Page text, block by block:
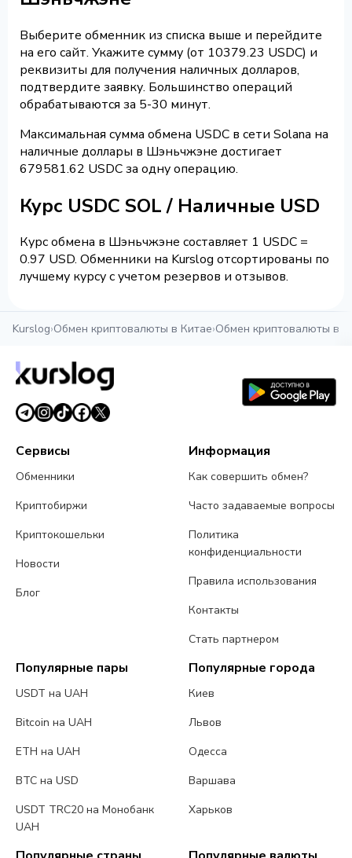
Выберите обменник из списка выше и перейдите
на его сайт. Укажите сумму (от 10379.23 USDC) и
реквизиты для получения наличных долларов,
подтвердите заявку. Большинство операций
обрабатываются за 5-30 минут.
Максимальная сумма обмена USDC в сети Solana на
наличные доллары в Шэньчжэне достигает
679581.62 USDC за одну операцию.
Курс USDC SOL / Наличные USD
Курс обмена в Шэньчжэне составляет 1 USDC =
0.97 USD. Обменники на Kurslog отсортированы по
лучшему курсу с учетом резервов и отзывов.
Kurslog›Обмен криптовалюты в Китае›Обмен криптовалюты в
Сервисы
Обменники
Криптобиржи
Криптокошельки
Новости
Блог
Информация
Как совершить обмен?
Часто задаваемые вопросы
Политика
конфиденциальности
Правила использования
Контакты
Стать партнером
Популярные пары
USDT на UAH
Bitcoin на UAH
ETH на UAH
BTC на USD
USDT TRC20 на Монобанк
UAH
Популярные города
Киев
Львов
Одесса
Варшава
Харьков